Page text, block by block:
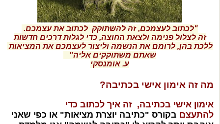
"לכתוב לעצמכם, זה להשתוקק לכתוב את עצמכם.
זה לצלול פנימה ולצאת החוצה, כדי לגלות דרכים חדשות
ללכת בהן, לרומם את הנשמה וליצור לעצמכם את המציאות
שאתם משתוקקים אליה"
ע. אומנסקי
מה זה אימון אישי בכתיבה?
אימון אישי בכתיבה, זה איך לכתוב כדי
להתעצם בקורס "כתיבה יוצרת מציאות" או כפי שאני